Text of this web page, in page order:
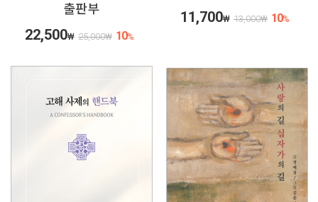
출판부
22,500₩ 25,000₩ 10%
11,700₩ 13,000₩ 10%